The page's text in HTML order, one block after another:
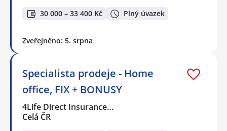
30 000 – 33 400 Kč Plný úvazek
Zveřejněno: 5. srpna
Specialista prodeje - Home
office, FIX + BONUSY
4Life Direct Insurance…
Celá ČR